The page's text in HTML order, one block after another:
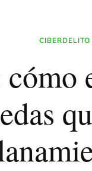
CIBERDELITO